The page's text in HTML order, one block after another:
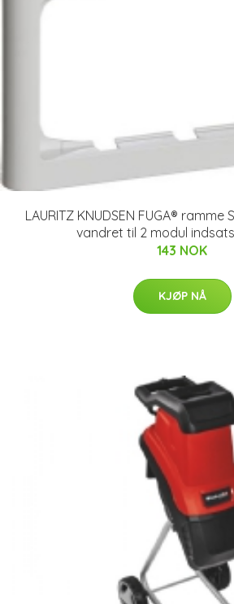
LAURITZ KNUDSEN FUGA®
vandret til 2 modul
143 NOK
KJØP NÅ